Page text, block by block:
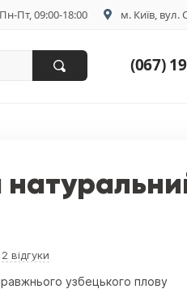
Пн-Пт, 09:00-18:00 м. Київ, вул.
(067)
2 відгуки
узбецького плову